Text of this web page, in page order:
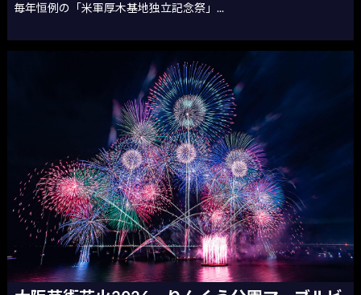
毎年恒例の「米軍厚木基地独立記念祭」...